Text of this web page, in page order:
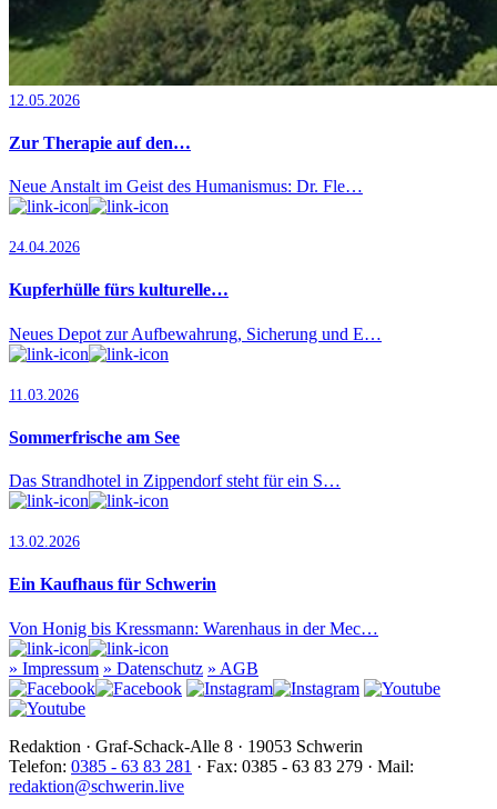
12.05.2026
Zur Therapie auf den…
Neue Anstalt im Geist des Humanismus: Dr. Fle…
24.04.2026
Kupferhülle fürs kulturelle…
Neues Depot zur Aufbewahrung, Sicherung und E…
11.03.2026
Sommerfrische am See
Das Strandhotel in Zippendorf steht für ein S…
13.02.2026
Ein Kaufhaus für Schwerin
Von Honig bis Kressmann: Warenhaus in der Mec…
» Impressum » Datenschutz » AGB
Redaktion · Graf-Schack-Alle 8 · 19053 Schwerin
Telefon: 0385 - 63 83 281 · Fax: 0385 - 63 83 279 · Mail:
redaktion@schwerin.live